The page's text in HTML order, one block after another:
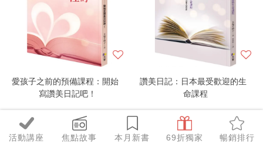
活動講座 焦點故事 本月新書 69折獨家 暢銷排行
愛孩子之前的預備課程：開始
寫讚美日記吧！
讚美日記：日本最受歡迎的生
命課程
NT$198